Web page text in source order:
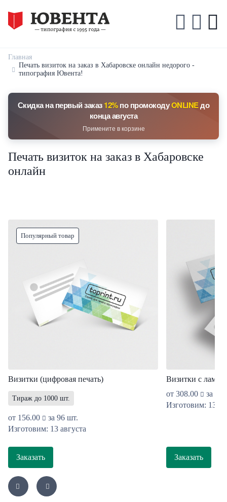
Главная
Печать визиток на заказ в Хабаровске онлайн недорого -
типография Ювента!
Скидка на первый заказ12%по промокодуONLINEдо
конца августа
Примените в корзине
Печать визиток на заказ в Хабаровске
онлайн
Популярный товар
Визитки (цифровая печать)
Тираж до 1000 шт.
от 156.00
за 96 шт.
Изготовим: 13 августа
Заказать
Визитки с
от 308.00
за 96
Изготовим: 13
Заказать